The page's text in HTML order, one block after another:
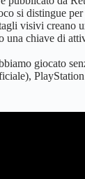
si distingue per
visivi creano
chiave di
giocato